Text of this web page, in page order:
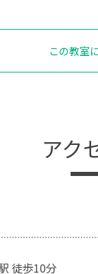
この教室
アク
徒歩10分